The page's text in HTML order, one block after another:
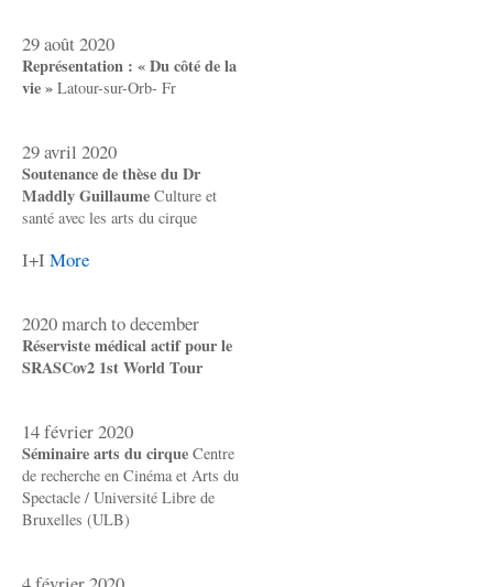
29 août 2020
Représentation : « Du côté de la
vie » Latour-sur-Orb- Fr
29 avril 2020
Soutenance de thèse du Dr
Maddly Guillaume Culture et
santé avec les arts du cirque
I+I More
2020 march to december
Réserviste médical actif pour le
SRASCov2 1st World Tour
14 février 2020
Séminaire arts du cirque Centre
de recherche en Cinéma et Arts du
Spectacle / Université Libre de
Bruxelles (ULB)